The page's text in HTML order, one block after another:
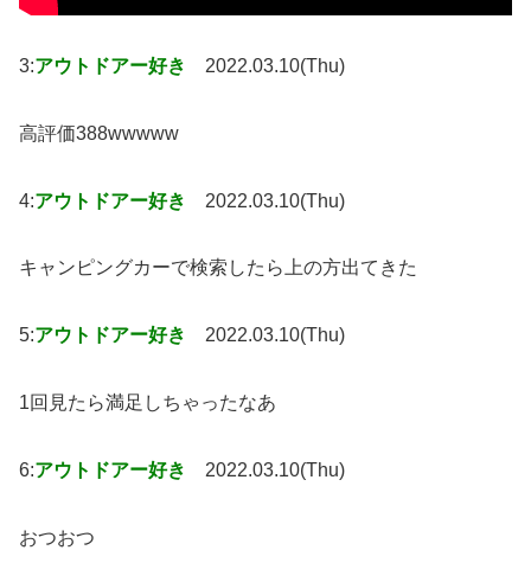
3:アウトドアー好き 2022.03.10(Thu)
高評価388wwwww
4:アウトドアー好き 2022.03.10(Thu)
キャンピングカーで検索したら上の方出てきた
5:アウトドアー好き 2022.03.10(Thu)
1回見たら満足しちゃったなあ
6:アウトドアー好き 2022.03.10(Thu)
おつおつ